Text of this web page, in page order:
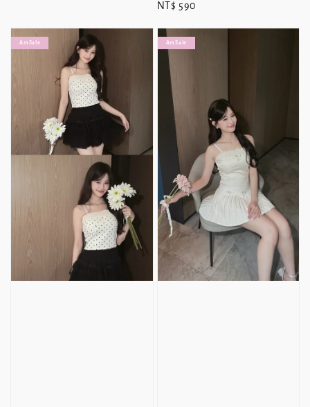
Regular
NT$ 590
Am Sale Am Sale